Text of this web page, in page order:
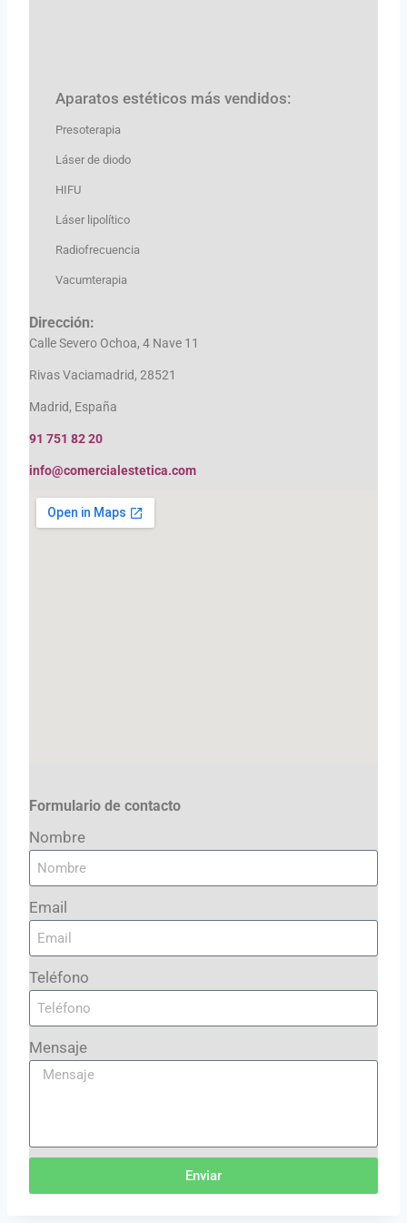
Aparatos estéticos más vendidos:
Presoterapia
Láser de diodo
HIFU
Láser lipolítico
Radiofrecuencia
Vacumterapia
Dirección:
Calle Severo Ochoa, 4 Nave 11
Rivas Vaciamadrid, 28521
Madrid, España
91 751 82 20
info@comercialestetica.com
Formulario de contacto
Nombre
Email
Teléfono
Mensaje
Enviar